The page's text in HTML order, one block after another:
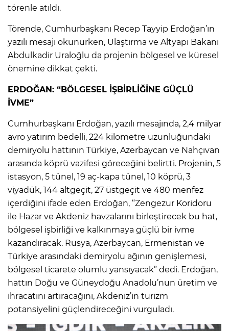
törenle atıldı.
Törende, Cumhurbaşkanı Recep Tayyip Erdoğan’ın
yazılı mesajı okunurken, Ulaştırma ve Altyapı Bakanı
Abdulkadir Uraloğlu da projenin bölgesel ve küresel
önemine dikkat çekti.
ERDOĞAN: “BÖLGESEL İŞBİRLİĞİNE GÜÇLÜ
İVME”
Cumhurbaşkanı Erdoğan, yazılı mesajında, 2,4 milyar
avro yatırım bedelli, 224 kilometre uzunluğundaki
demiryolu hattının Türkiye, Azerbaycan ve Nahçıvan
arasında köprü vazifesi göreceğini belirtti. Projenin, 5
istasyon, 5 tünel, 19 aç-kapa tünel, 10 köprü, 3
viyadük, 144 altgeçit, 27 üstgeçit ve 480 menfez
içerdiğini ifade eden Erdoğan, “Zengezur Koridoru
ile Hazar ve Akdeniz havzalarını birleştirecek bu hat,
bölgesel işbirliği ve kalkınmaya güçlü bir ivme
kazandıracak. Rusya, Azerbaycan, Ermenistan ve
Türkiye arasındaki demiryolu ağının genişlemesi,
bölgesel ticarete olumlu yansıyacak” dedi. Erdoğan,
hattın Doğu ve Güneydoğu Anadolu’nun üretim ve
ihracatını artıracağını, Akdeniz’in turizm
potansiyelini güçlendireceğini vurguladı.